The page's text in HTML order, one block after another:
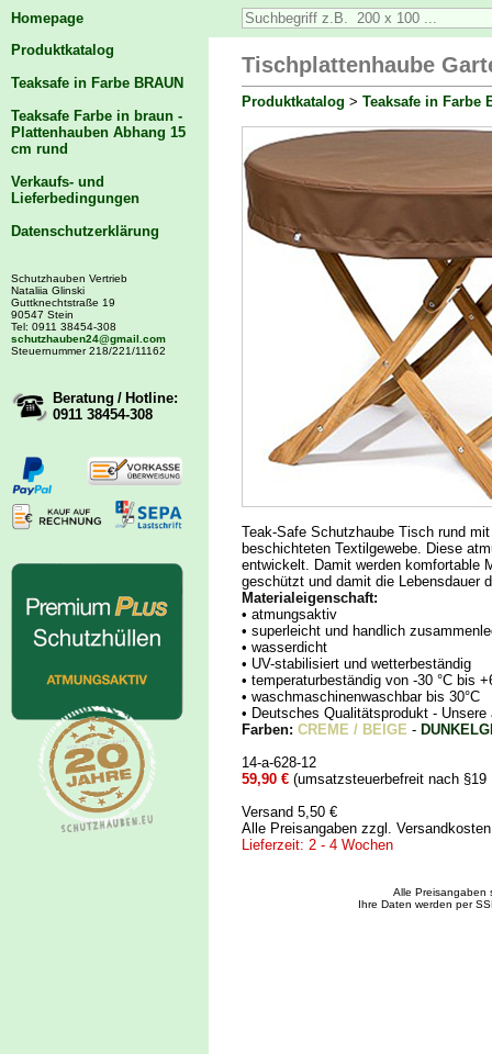
Homepage
Produktkatalog
Teaksafe in Farbe BRAUN
Teaksafe Farbe in braun -
Plattenhauben Abhang 15
cm rund
Verkaufs- und
Lieferbedingungen
Datenschutzerklärung
Schutzhauben Vertrieb
Nataliia Glinski
Guttknechtstraße 19
90547 Stein
Tel: 0911 38454-308
schutzhauben24@gmail.com
Steuernummer 218/221/11162
Beratung / Hotline:
0911 38454-308
Tischplattenhaube
Produktkatalog > Teaksafe in Farbe
Teak-Safe Schutzhaube Tisch rund
beschichteten Textilgewebe. Diese
entwickelt. Damit werden komfortable
geschützt und damit die Lebensdauer
Materialeigenschaft:
• atmungsaktiv
• superleicht und handlich
• wasserdicht
• UV-stabilisiert und wetterbeständig
• temperaturbeständig von -30 °C bis
• waschmaschinenwaschbar bis 30°C
• Deutsches Qualitätsprodukt -
Farben: CREME / BEIGE -
14-a-628-12
59,90 € (umsatzsteuerbefreit nach §19
Versand 5,50 €
Alle Preisangaben zzgl.
Lieferzeit: 2 - 4 Wochen
Alle Preisangaben
Ihre Daten werden per